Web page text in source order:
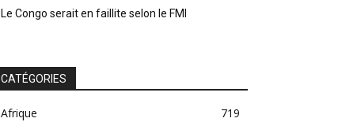
Le Congo serait en faillite selon le FMI
CATÉGORIES
Afrique
719